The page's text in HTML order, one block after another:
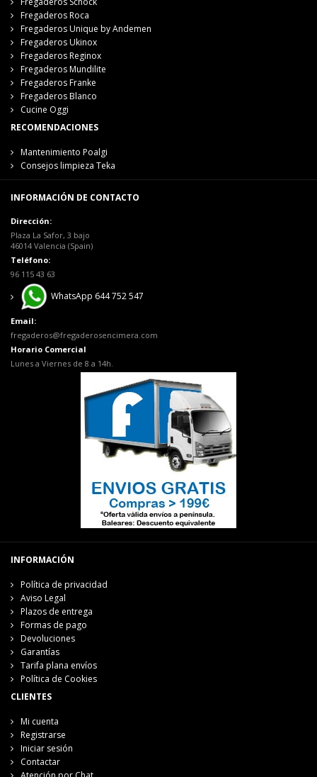
Fregaderos Roca
Fregaderos Unique by Andemen
Fregaderos Ukinox
Fregaderos Reginox
Fregaderos Mundilite
Fregaderos Franke
Fregaderos Blanco
Cucine Oggi
RECOMENDACIONES
Mantenimiento Poalgi
Consejos limpieza Teka
INFORMACIÓN DE CONTACTO
Dirección:
Plaza La Safor, 3 bajo
46014 Valencia (Spain)
Teléfono:
96 115 43 63
WhatsApp 644 752 547
Email:
fregaderos@fregaderosencimera.com
Horario Comercial
Lunes a Viernes de 8 a 14h.
INFORMACIÓN
Política de privacidad
Aviso Legal
Plazos de entrega
Formas de pago
Devoluciones
Garantías
Tarifa plana envíos
Política de Cookies
CLIENTES
Mi cuenta
Registrarse
Iniciar sesión
Contactar